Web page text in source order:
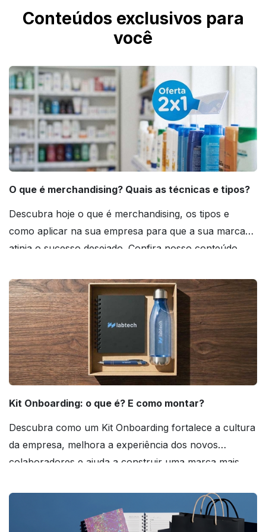
corporativos, identificação de áreas e
divulgação de mensagens promocionais.
Conteúdos exclusivos para
você
O que é merchandising? Quais as técnicas e tipos?
Descubra hoje o que é merchandising, os tipos e
como aplicar na sua empresa para que a sua marca
atinja o sucesso desejado. Confira nosso conteúdo
Kit Onboarding: o que é? E como montar?
Descubra como um Kit Onboarding fortalece a cultura
da empresa, melhora a experiência dos novos
colaboradores e ajuda a construir uma marca mais